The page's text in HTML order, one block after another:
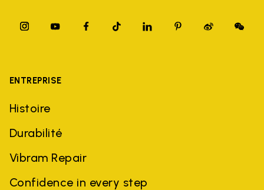
ENTREPRISE
Histoire
Durabilité
Vibram Repair
Confidence in every step